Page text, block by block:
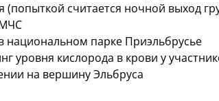
(попыткой считается ночной выход
национальном парке Приэльбрусье
уровня кислорода в крови у
на вершину Эльбруса